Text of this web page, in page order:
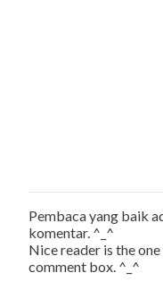
P
o
s
t
Pembaca yang baik
komentar. ^_^
Nice reader is the
comment box. ^_^